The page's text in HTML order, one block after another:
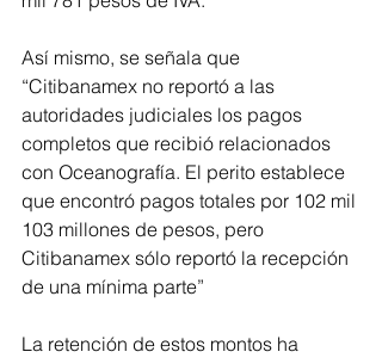
Así mismo, se señala que
“Citibanamex no reportó a las
autoridades judiciales los pagos
completos que recibió relacionados
con Oceanografía. El perito establece
que encontró pagos totales por 102 mil
103 millones de pesos, pero
Citibanamex sólo reportó la recepción
de una mínima parte”
La retención de estos montos ha